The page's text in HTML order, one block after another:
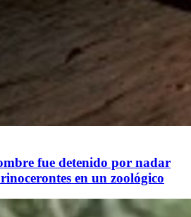
fue detenido por nadar
en un zoológico